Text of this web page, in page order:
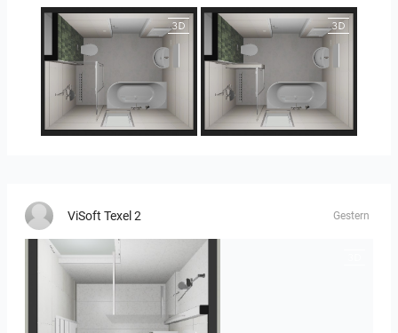
25-5014 bnr. 3.10 25-5014 bnr. 3.10
ViSoft Texel 2 Gestern